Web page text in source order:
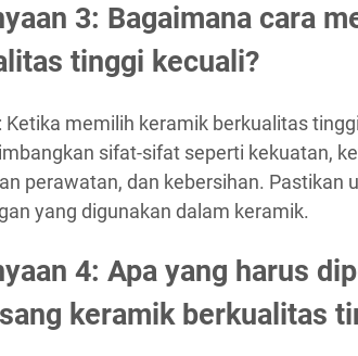
3: Bagaimana cara
tinggi kecuali?
Ketika memilih keramik berkualitas
sifat-sifat seperti kekuatan,
perawatan, dan kebersihan. Pastikan
yang digunakan dalam keramik.
4: Apa yang harus
keramik berkualitas